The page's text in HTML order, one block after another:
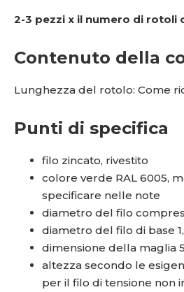
2-3 pezzi x il numero di rotoli
Contenuto della
Lunghezza del rotolo: Come
Punti di specifica
filo zincato, rivestito
colore verde RAL 6005,
specificare nelle note
diametro del filo
diametro del filo di base
dimensione della maglia
altezza secondo le
per il filo di tensione non